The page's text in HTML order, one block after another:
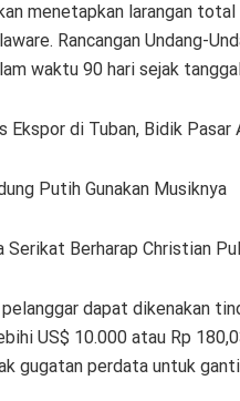
menetapkan larangan
Rancangan Undang-
waktu 90 hari sejak
Ekspor di Tuban, Bidik Pasar
Putih Gunakan Musiknya
Serikat Berharap Christian
dapat dikenakan
US$ 10.000 atau Rp
gugatan perdata untuk